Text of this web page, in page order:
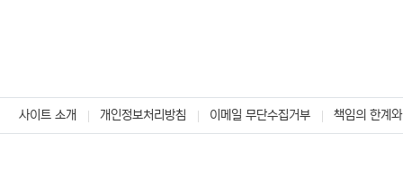
사이트 소개 개인정보처리방침 이메일 무단수집거부 책임의 한계